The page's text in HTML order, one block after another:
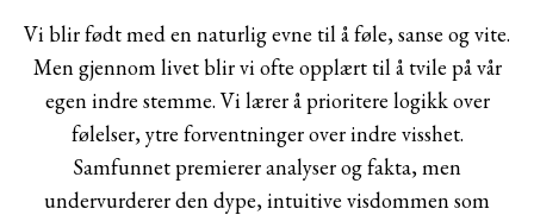
Vi blir født med en naturlig evne til å føle, sanse og vite.
Men gjennom livet blir vi ofte opplært til å tvile på vår
egen indre stemme. Vi lærer å prioritere logikk over
følelser, ytre forventninger over indre visshet.
Samfunnet premierer analyser og fakta, men
undervurderer den dype, intuitive visdommen som